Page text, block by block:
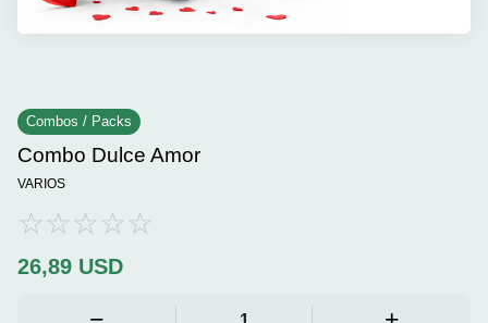
Combos / Packs
Combo Dulce Amor
VARIOS
26,89 USD